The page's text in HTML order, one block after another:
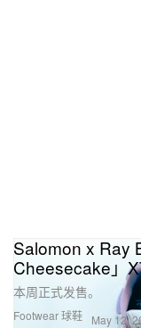
Footwear 球鞋
Salomon x Ray
Cheesecake」
本周正式发售。
May 12,